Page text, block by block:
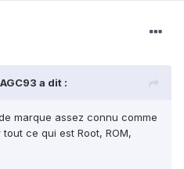
a dit :
marque assez connu comme
ce qui est Root, ROM,